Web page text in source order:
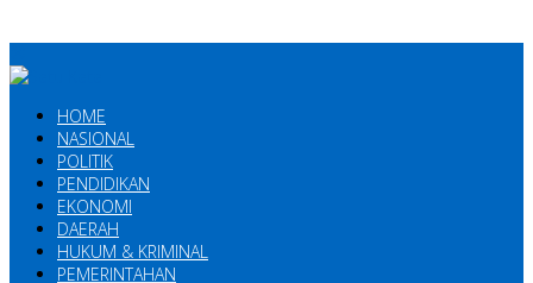
HOME
NASIONAL
POLITIK
PENDIDIKAN
EKONOMI
DAERAH
HUKUM & KRIMINAL
PEMERINTAHAN